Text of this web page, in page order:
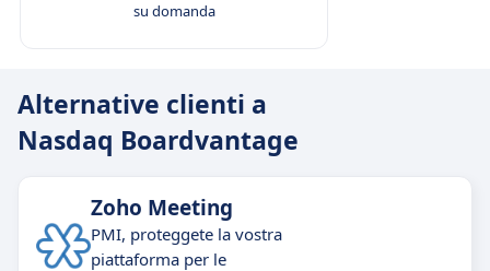
su domanda
Alternative clienti a
Nasdaq Boardvantage
Zoho Meeting
PMI, proteggete la vostra
piattaforma per le